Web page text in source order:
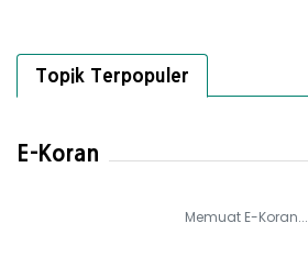
Topik Terpopuler
E-Koran
Memuat E-Koran...